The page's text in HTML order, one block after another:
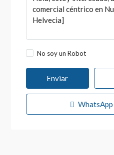
No soy un Robot
Enviar
WhatsApp